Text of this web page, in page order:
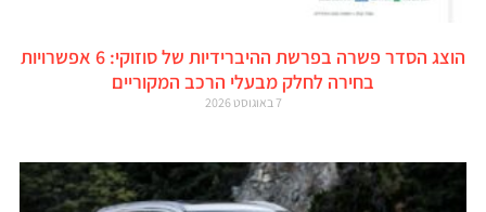
הוצג הסדר פשרה בפרשת ההיברידיות של סוזוקי: 6 אפשרויות
בחירה לחלק מבעלי הרכב המקוריים
7 באוגוסט 2026